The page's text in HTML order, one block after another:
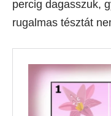
percig dagasszuk,
rugalmas tésztát